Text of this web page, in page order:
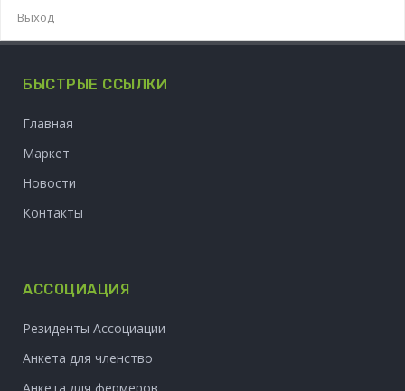
Выход
БЫСТРЫЕ ССЫЛКИ
Главная
Маркет
Новости
Контакты
АССОЦИАЦИЯ
Резиденты Ассоциации
Анкета для членство